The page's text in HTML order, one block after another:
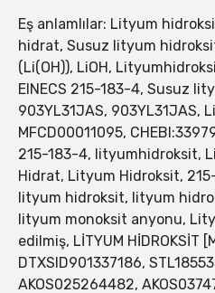
Eş anlamlılar: Lityum
hidrat, Susuz lityum
(Li(OH)), LiOH,
EINECS 215-183-4, Susuz
903YL31JAS, 903YL31JAS,
MFCD00011095,
215-183-4, lityumhidroksit,
Hidrat, Lityum Hidroksit,
lityum hidroksit, lityum
lityum monoksit anyonu,
edilmiş, LİTYUM HİDROKSİT
DTXSID901337186,
AKOS025264482,